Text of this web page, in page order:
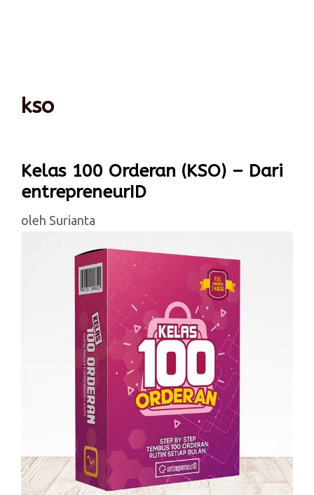
kso
Kelas 100 Orderan (KSO) – Dari
entrepreneurID
oleh Surianta